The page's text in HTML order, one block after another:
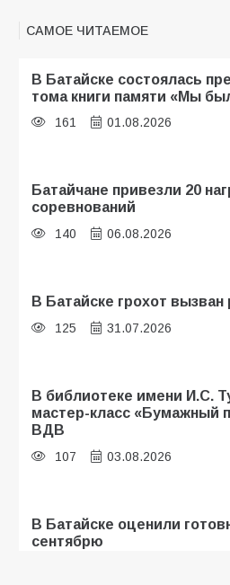
САМОЕ ЧИТАЕМОЕ
В Батайске состоялась
тома книги памяти «Мы
161 01.08.2026
Батайчане привезли 20
соревнований
140 06.08.2026
В Батайске грохот
125 31.07.2026
В библиотеке имени И.С.
мастер-класс «Бумажный
ВДВ
107 03.08.2026
В Батайске оценили
сентябрю